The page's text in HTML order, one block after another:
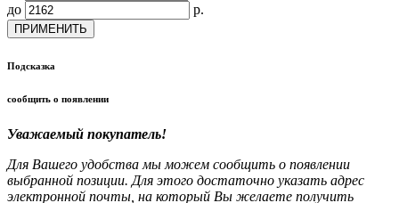
до
р.
ПРИМЕНИТЬ
Подсказка
сообщить о появлении
Уважаемый покупатель!
Для Вашего удобства мы можем сообщить о появлении
выбранной позиции. Для этого достаточно указать адрес
электронной почты, на который Вы желаете получить